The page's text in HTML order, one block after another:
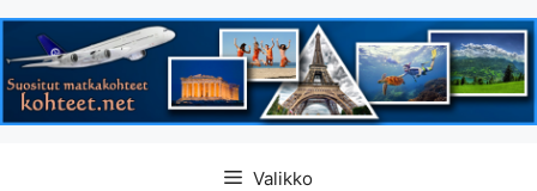
Valikko